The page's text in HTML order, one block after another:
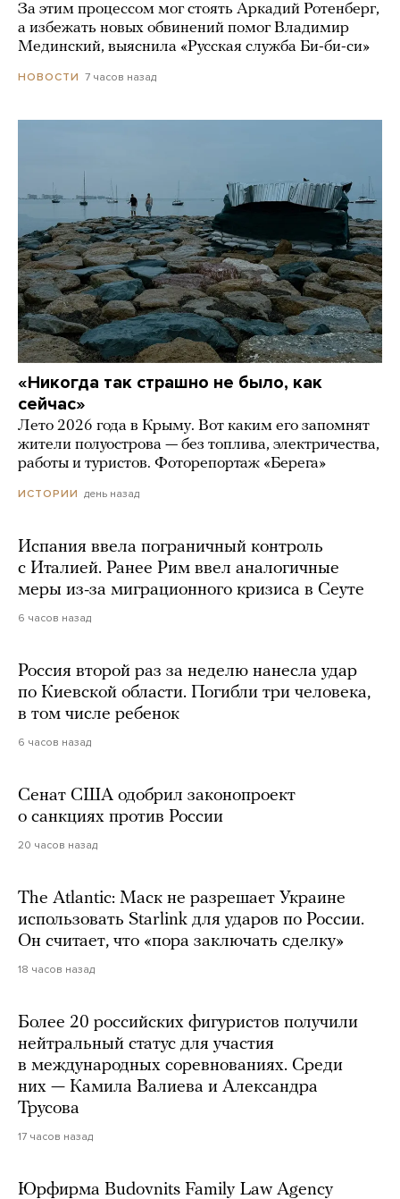
За этим процессом мог стоять Аркадий Ротенберг,
а избежать новых обвинений помог Владимир
Мединский, выяснила «Русская служба Би-би-си»
НОВОСТИ 7 часов назад
«Никогда так страшно не было, как
сейчас»
Лето 2026 года в Крыму. Вот каким его запомнят
жители полуострова — без топлива, электричества,
работы и туристов. Фоторепортаж «Берега»
ИСТОРИИ день назад
Испания ввела пограничный контроль
с Италией. Ранее Рим ввел аналогичные
меры из-за миграционного кризиса в Сеуте
6 часов назад
Россия второй раз за неделю нанесла удар
по Киевской области. Погибли три человека,
в том числе ребенок
6 часов назад
Сенат США одобрил законопроект
о санкциях против России
20 часов назад
The Atlantic: Маск не разрешает Украине
использовать Starlink для ударов по России.
Он считает, что «пора заключать сделку»
18 часов назад
Более 20 российских фигуристов получили
нейтральный статус для участия
в международных соревнованиях. Среди
них — Камила Валиева и Александра
Трусова
17 часов назад
Юрфирма Budovnits Family Law Agency